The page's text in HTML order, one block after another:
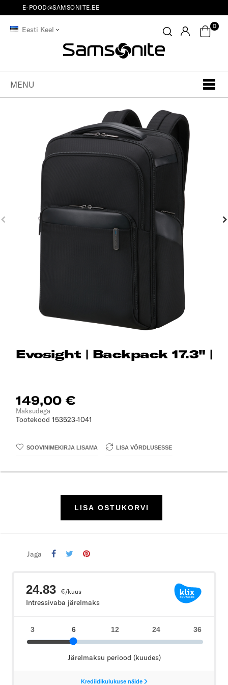
E-POOD@SAMSONITE.EE
Eesti Keel 0
MENU
Evosight | Backpack 17.3" |
149,00 €
Maksudega
Tootekood 153523-1041
SOOVINIMEKIRJA LISAMA LISA VÕRDLUSESSE
LISA OSTUKORVI
Jaga